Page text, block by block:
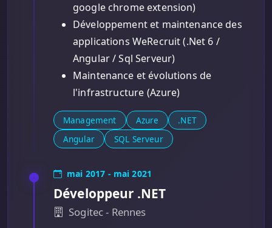
google chrome extension)
Développement et maintenance des
applications WeRecruit (.Net 6 /
Angular / Sql Serveur)
Maintenance et évolutions de
l'infrastructure (Azure)
Management Azure
.NET
Angular
SQL Serveur
mai 2017 - mai 2021
Développeur .NET
Sogitec - Rennes